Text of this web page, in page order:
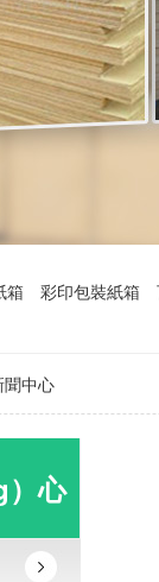
箱 彩印包裝紙箱
聞中心
心